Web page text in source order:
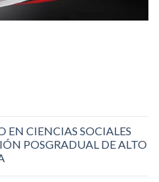
CIENCIAS SOCIALES
POSGRADUAL DE ALTO